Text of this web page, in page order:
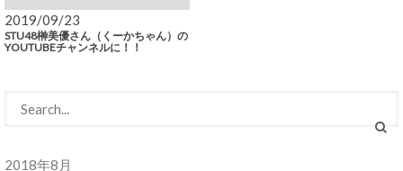
2019/09/23
STU48榊美優さん（くーかちゃん）の
YOUTUBEチャンネルに！！
2018年8月